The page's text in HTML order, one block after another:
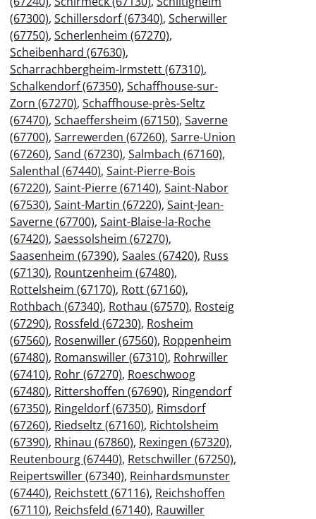
(67300), Schillersdorf (67340), Scherwiller
(67750), Scherlenheim (67270),
Scheibenhard (67630),
Scharrachbergheim-Irmstett (67310),
Schalkendorf (67350), Schaffhouse-sur-
Zorn (67270), Schaffhouse-près-Seltz
(67470), Schaeffersheim (67150), Saverne
(67700), Sarrewerden (67260), Sarre-Union
(67260), Sand (67230), Salmbach (67160),
Salenthal (67440), Saint-Pierre-Bois
(67220), Saint-Pierre (67140), Saint-Nabor
(67530), Saint-Martin (67220), Saint-Jean-
Saverne (67700), Saint-Blaise-la-Roche
(67420), Saessolsheim (67270),
Saasenheim (67390), Saales (67420), Russ
(67130), Rountzenheim (67480),
Rottelsheim (67170), Rott (67160),
Rothbach (67340), Rothau (67570), Rosteig
(67290), Rossfeld (67230), Rosheim
(67560), Rosenwiller (67560), Roppenheim
(67480), Romanswiller (67310), Rohrwiller
(67410), Rohr (67270), Roeschwoog
(67480), Rittershoffen (67690), Ringendorf
(67350), Ringeldorf (67350), Rimsdorf
(67260), Riedseltz (67160), Richtolsheim
(67390), Rhinau (67860), Rexingen (67320),
Reutenbourg (67440), Retschwiller (67250),
Reipertswiller (67340), Reinhardsmunster
(67440), Reichstett (67116), Reichshoffen
(67110), Reichsfeld (67140), Rauwiller